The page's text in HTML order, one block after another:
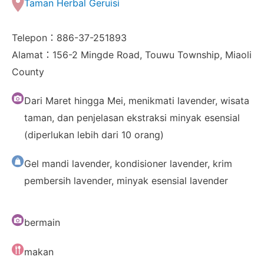
Taman Herbal Geruisi
Telepon：886-37-251893
Alamat：156-2 Mingde Road, Touwu Township, Miaoli
County
Dari Maret hingga Mei, menikmati lavender, wisata
taman, dan penjelasan ekstraksi minyak esensial
(diperlukan lebih dari 10 orang)
Gel mandi lavender, kondisioner lavender, krim
pembersih lavender, minyak esensial lavender
bermain
makan